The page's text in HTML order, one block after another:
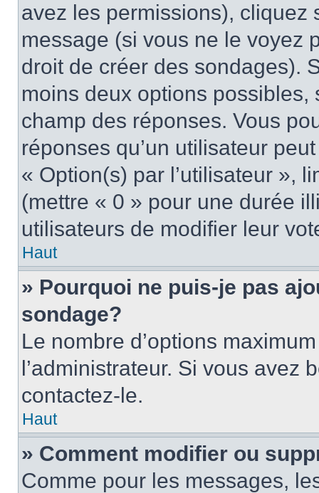
avez les permissions), cliquez
message (si vous ne le voyez
droit de créer des sondages).
moins deux options
champ des réponses. Vous
réponses qu’un utilisateur
« Option(s) par l’utilisateur »,
(mettre « 0 » pour une durée
utilisateurs de modifier leur
Haut
» Pourquoi ne puis-je pas
sondage?
Le nombre d’options
l’administrateur. Si vous avez
contactez-le.
Haut
» Comment modifier ou
Comme pour les messages,